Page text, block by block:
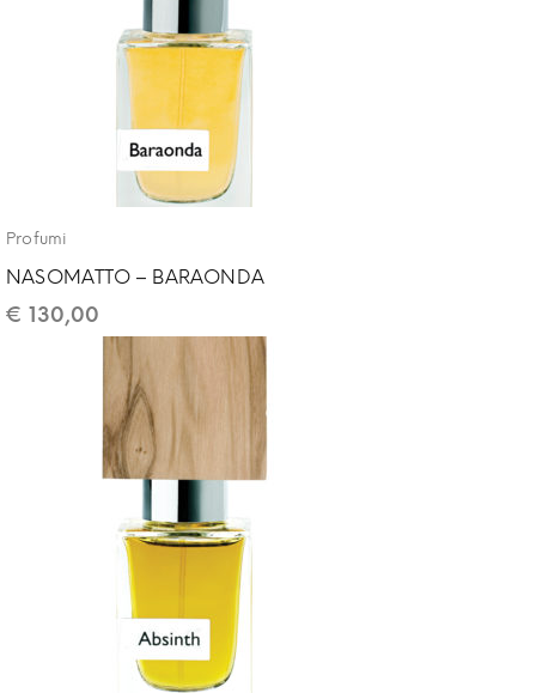
Profumi
NASOMATTO – BARAONDA
€ 130,00